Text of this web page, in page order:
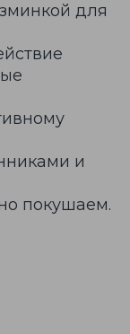
для
и
покушаем.